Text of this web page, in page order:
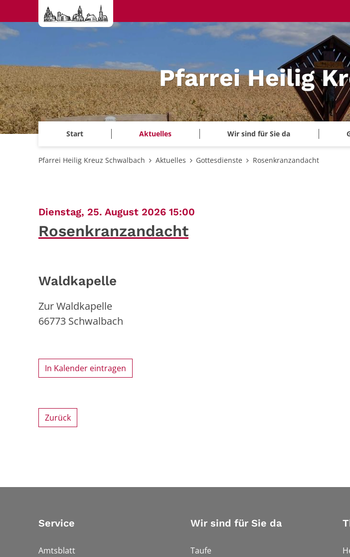
Zum Inhalt springen
Pfarrei Heilig
Start Aktuelles Wir sind für Sie da
Pfarrei Heilig Kreuz Schwalbach Aktuelles Gottesdienste Rosenkranzandacht
Dienstag, 25. August 2026 15:00
Rosenkranzandacht
Waldkapelle
Zur Waldkapelle
66773 Schwalbach
In Kalender eintragen
Zurück
Service
Amtsblatt
Wir sind für Sie da
Taufe